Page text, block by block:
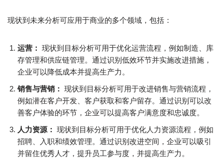
现状到未来分析可应用于商业的多个领域，包括：
运营： 现状到目标分析可用于优化运营流程，例如制造、库
存管理和供应链管理。通过识别低效环节并实施改进措施，
企业可以降低成本并提高生产力。
销售与营销： 现状到目标分析可用于改进销售与营销流程，
例如潜在客户开发、客户获取和客户留存。通过识别可以改
善客户体验的环节，企业可以提高客户满意度和忠诚度。
人力资源： 现状到目标分析可用于优化人力资源流程，例如
招聘、入职和绩效管理。通过识别改进空间，企业可以吸引
并留住优秀人才，提升员工参与度，并提高生产力。